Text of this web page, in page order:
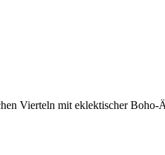
Vierteln mit eklektischer